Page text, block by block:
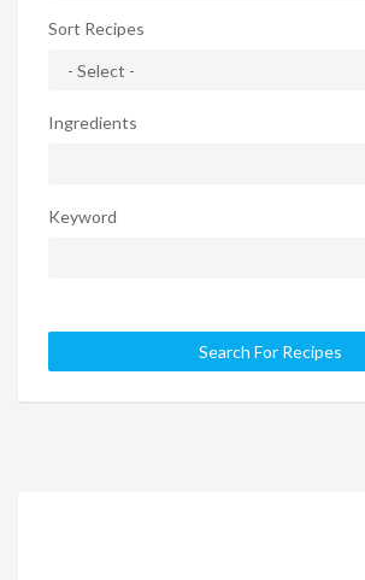
Sort Recipes
Ingredients
Keyword
Search For Recipes